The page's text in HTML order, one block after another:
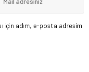
için adım, e-posta adresim